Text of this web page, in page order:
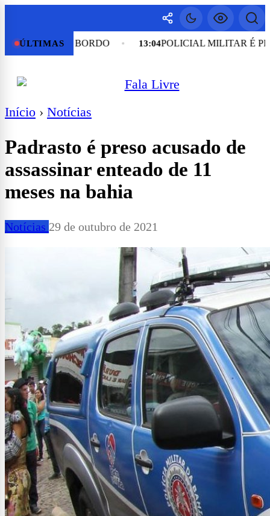
ÚLTIMAS
A BORDO 13:04POLICIAL MILITAR É PRESO POR
Início › Notícias
Padrasto é preso acusado de
assassinar enteado de 11
meses na bahia
Notícias 29 de outubro de 2021